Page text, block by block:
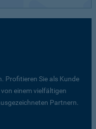
Profitieren Sie als Kunde
einem vielfältigen
Partnern.